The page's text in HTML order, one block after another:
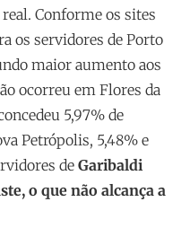
Conforme os sites
os servidores de Porto
maior aumento aos
ocorreu em Flores da
5,97% de
Petrópolis, 5,48% e
de Garibaldi
o que não alcança a